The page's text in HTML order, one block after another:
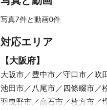
最高の写真を提供できる自信があ
中津の事務所にスタジオも併設し
お客様のご意向をよくお聞きし
これまでの実績
写真7件と動画0件
対応エリア
【大阪府】
大阪市 豊中市 守口市 吹
池田市
八尾市 四條畷市
羽曳野市
高石市 枚方市